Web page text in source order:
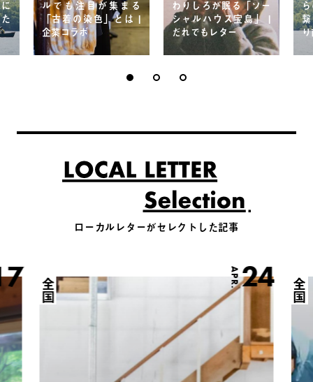
ルでも注目が集まる
「古着の染色」とは |
企業コラボ
わりしろが眠る「ソー
シャルハウス宝島」 |
だれでもレター
ローカルレターがセレクトした記事
APR.24
全国 全国